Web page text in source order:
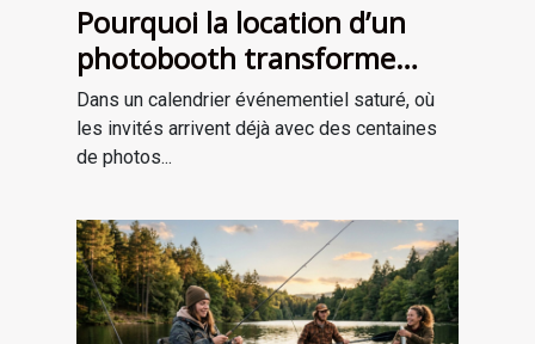
Pourquoi la location d’un
photobooth transforme
l’ambiance de votre
événement
Dans un calendrier événementiel saturé, où
les invités arrivent déjà avec des centaines
de photos...